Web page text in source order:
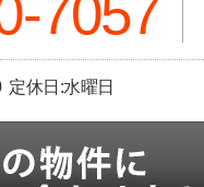
7057
定休日:水曜日